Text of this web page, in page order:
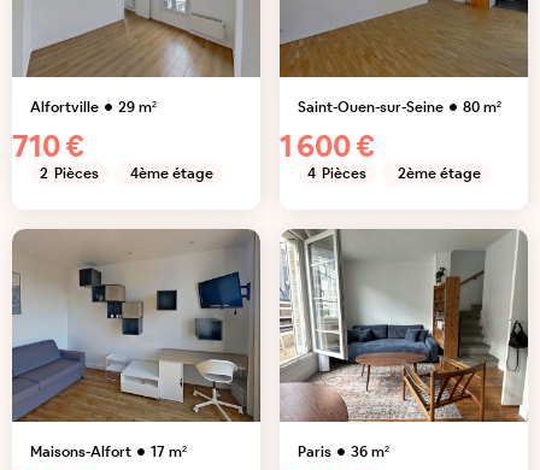
Alfortville 29m²
710 €
2 Pièces 4ème étage
Saint-Ouen-sur-Seine 80m²
1 600 €
4 Pièces 2ème étage
Maisons-Alfort 17m² Paris 36m²